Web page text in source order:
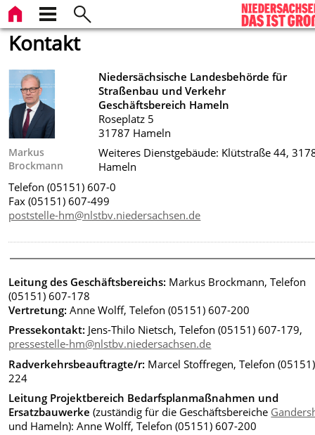
Kontakt
Markus
Brockmann
Niedersächsische Landesbehörde für
Straßenbau und Verkehr
Geschäftsbereich Hameln
Roseplatz 5
31787 Hameln
Weiteres Dienstgebäude: Klütstraße 44,
Hameln
Telefon (05151) 607-0
Fax (05151) 607-499
poststelle-hm@nlstbv.niedersachsen.de
Leitung des Geschäftsbereichs: Markus Brockmann, Telefon
(05151) 607-178
Vertretung: Anne Wolff, Telefon (05151) 607-200
Pressekontakt: Jens-Thilo Nietsch, Telefon (05151) 607-179,
pressestelle-hm@nlstbv.niedersachsen.de
Radverkehrsbeauftragte/r: Marcel Stoffregen, Telefon
224
Leitung Projektbereich Bedarfsplanmaßnahmen und
Ersatzbauwerke (zuständig für die Geschäftsbereiche
und Hameln): Anne Wolff, Telefon (05151) 607-200